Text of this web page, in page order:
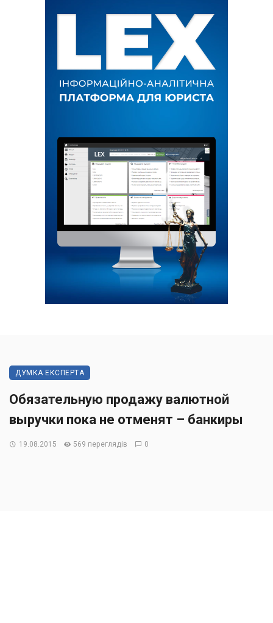
ДУМКА ЕКСПЕРТА
Обязательную продажу валютной
выручки пока не отменят – банкиры
19.08.2015 569 переглядів 0